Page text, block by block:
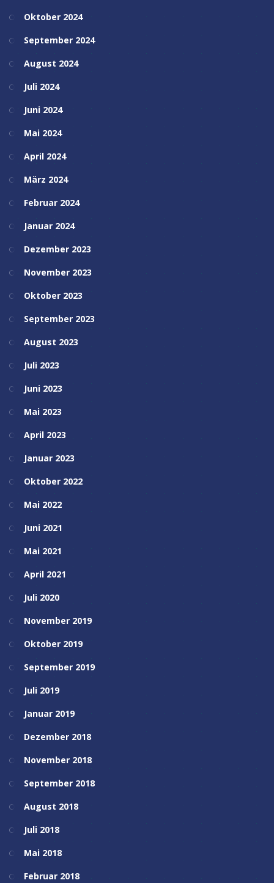
Oktober 2024
September 2024
August 2024
Juli 2024
Juni 2024
Mai 2024
April 2024
März 2024
Februar 2024
Januar 2024
Dezember 2023
November 2023
Oktober 2023
September 2023
August 2023
Juli 2023
Juni 2023
Mai 2023
April 2023
Januar 2023
Oktober 2022
Mai 2022
Juni 2021
Mai 2021
April 2021
Juli 2020
November 2019
Oktober 2019
September 2019
Juli 2019
Januar 2019
Dezember 2018
November 2018
September 2018
August 2018
Juli 2018
Mai 2018
Februar 2018